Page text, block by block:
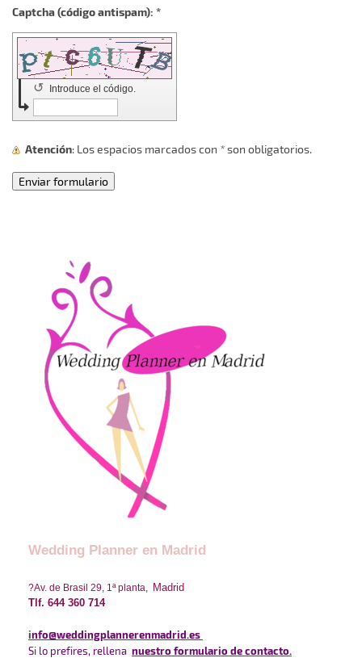
Captcha (código antispam): *
Introduce el código.
↺
Atención : Los espacios marcados con *son obligatorios.
Wedding Planner en Madrid
?Av. de Brasil 29, 1ª planta, Madrid
Tlf. 644 360 714
info@weddingplannerenmadrid.es
Si lo prefires, rellena nuestro formulario de contacto